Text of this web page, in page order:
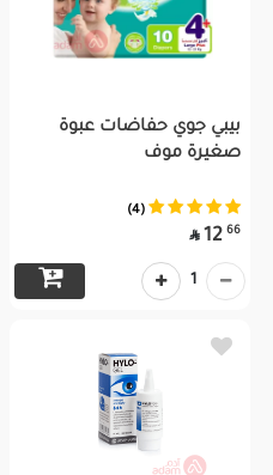
بيبي جوي حفاضات عبوة
صغيرة موف
(4)
66
12

1